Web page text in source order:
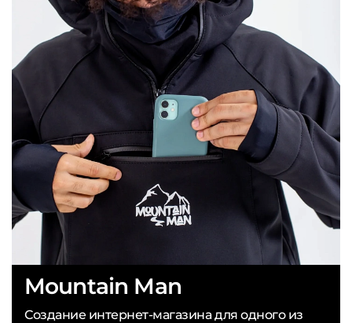
Mountain Man
Создание интернет-магазина для одного из